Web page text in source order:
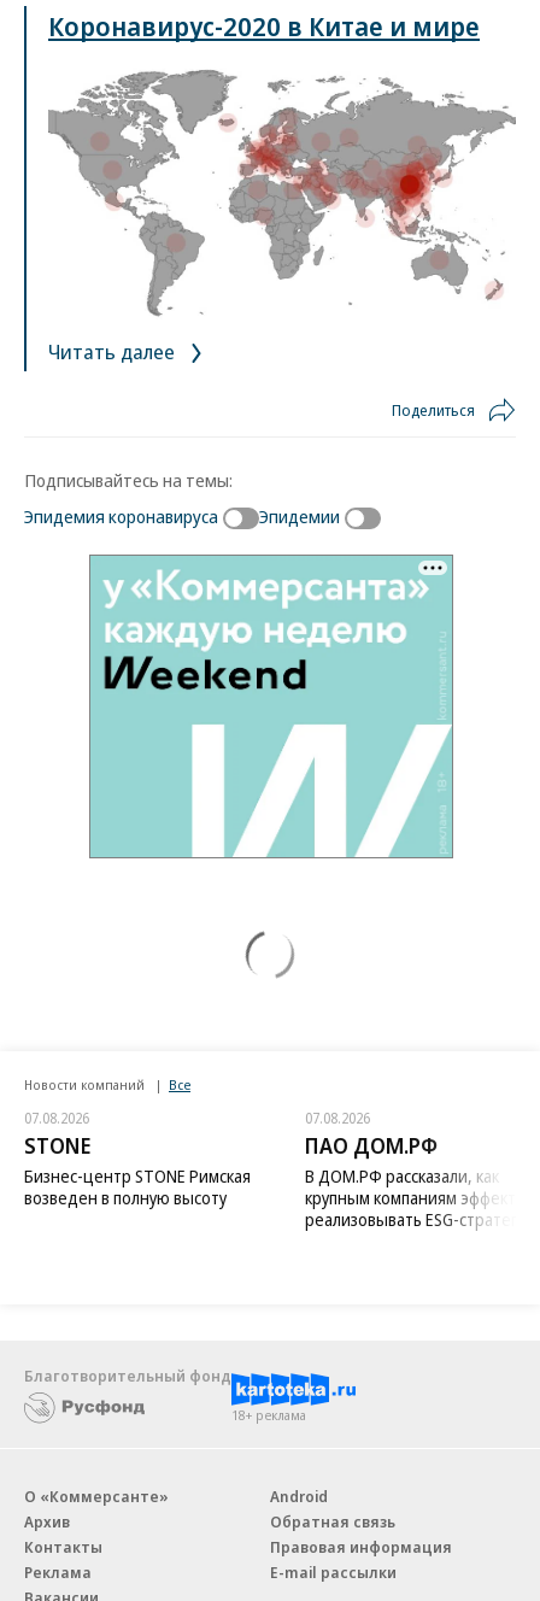
Коронавирус-2020 в Китае и мире
Читать далее
Поделиться
Подписывайтесь на темы:
Эпидемия коронавируса
Эпидемии
Новости компаний Все
07.08.2026
STONE
Бизнес-центр STONE Римская
возведен в полную высоту
07.08.2026
ПАО ДОМ.РФ
В ДОМ.РФ рассказали, как
крупным компаниям
реализовывать ESG-стратегию
Благотворительный фонд
18+ реклама
О «Коммерсанте»
Архив
Контакты
Реклама
Android
Обратная связь
Правовая информация
E-mail рассылки